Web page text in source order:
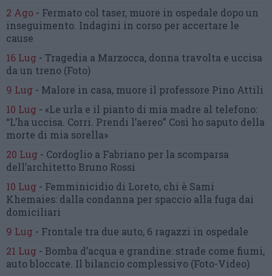
2 Ago - Fermato col taser, muore in ospedale dopo un
inseguimento. Indagini in corso per accertare le
cause
16 Lug - Tragedia a Marzocca, donna travolta e uccisa
da un treno (Foto)
9 Lug - Malore in casa, muore il professore Pino Attili
10 Lug - «Le urla e il pianto di mia madre al telefono:
“L’ha uccisa. Corri. Prendi l’aereo” Così ho saputo della
morte di mia sorella»
20 Lug - Cordoglio a Fabriano per la scomparsa
dell’architetto Bruno Rossi
10 Lug - Femminicidio di Loreto, chi è Sami
Khemaies: dalla condanna per spaccio alla fuga dai
domiciliari
9 Lug - Frontale tra due auto, 6 ragazzi in ospedale
21 Lug - Bomba d’acqua e grandine: strade come fiumi,
auto bloccate. Il bilancio complessivo (Foto-Video)